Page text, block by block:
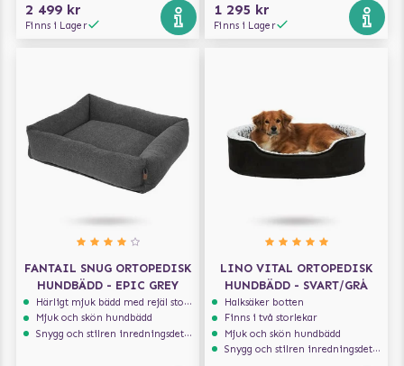
2 499 kr
Finns i Lager
1 295 kr
Finns i Lager
FANTAIL SNUG ORTOPEDISK
HUNDBÄDD - EPIC GREY
Härligt mjuk bädd med rejäl stoppning som håller formen
Mjuk och skön hundbädd
Snygg och stilren inredningsdetalj
LINO VITAL ORTOPEDISK
HUNDBÄDD - SVART/GRÅ
Halksäker botten
Finns i två storlekar
Mjuk och skön hundbädd
Snygg och stilren inredningsdetalj